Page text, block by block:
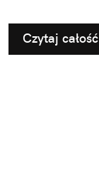
Czytaj całość